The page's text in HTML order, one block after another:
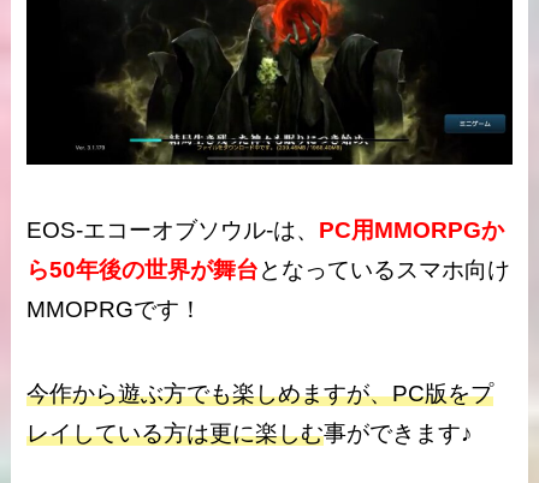
EOS-エコーオブソウル-は、 PC用MMORPGか
ら50年後の世界が舞台となっているスマホ向け
MMOPRGです！
今作から遊ぶ方でも楽しめますが、PC版をプ
レイしている方は更に楽しむ事ができます♪